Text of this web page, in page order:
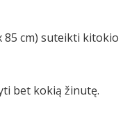
85 cm) suteikti kitokio
bet kokią žinutę.